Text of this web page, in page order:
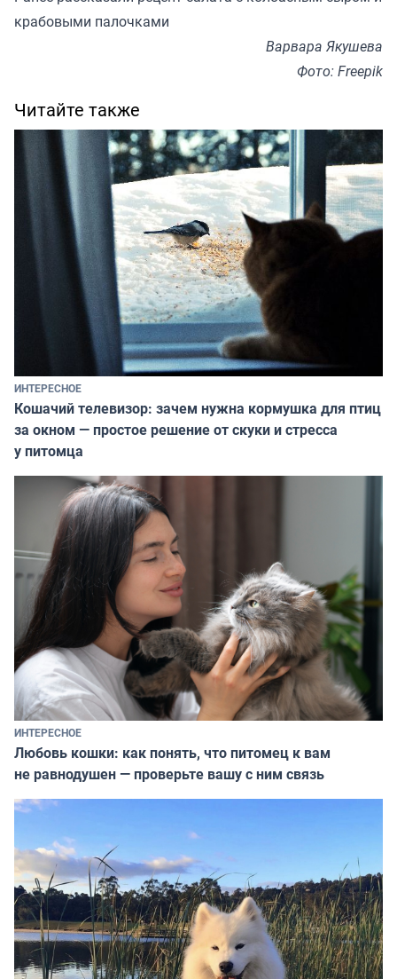
крабовыми палочками
Варвара Якушева
Фото: Freepik
Читайте также
ИНТЕРЕСНОЕ
Кошачий телевизор: зачем нужна кормушка для птиц
за окном — простое решение от скуки и стресса
у питомца
ИНТЕРЕСНОЕ
Любовь кошки: как понять, что питомец к вам
не равнодушен — проверьте вашу с ним связь